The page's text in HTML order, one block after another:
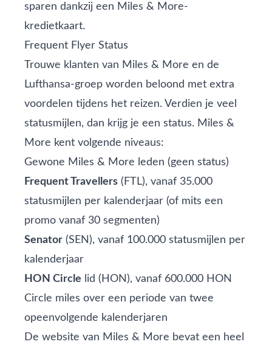
sparen dankzij een Miles & More-
kredietkaart.
Frequent Flyer Status
Trouwe klanten van Miles & More en de
Lufthansa-groep worden beloond met extra
voordelen tijdens het reizen. Verdien je veel
statusmijlen, dan krijg je een status. Miles &
More kent volgende niveaus:
Gewone Miles & More leden (geen status)
Frequent Travellers (FTL), vanaf 35.000
statusmijlen per kalenderjaar (of mits een
promo vanaf 30 segmenten)
Senator (SEN), vanaf 100.000 statusmijlen per
kalenderjaar
HON Circle lid (HON), vanaf 600.000 HON
Circle miles over een periode van twee
opeenvolgende kalenderjaren
De website van Miles & More bevat een heel